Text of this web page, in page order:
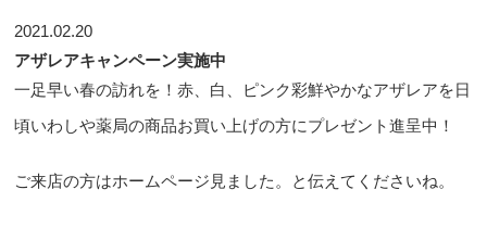
2021.02.20
アザレアキャンペーン実施中
一足早い春の訪れを！赤、白、ピンク彩鮮やかなアザレアを日
頃いわしや薬局の商品お買い上げの方にプレゼント進呈中！
ご来店の方はホームページ見ました。と伝えてくださいね。